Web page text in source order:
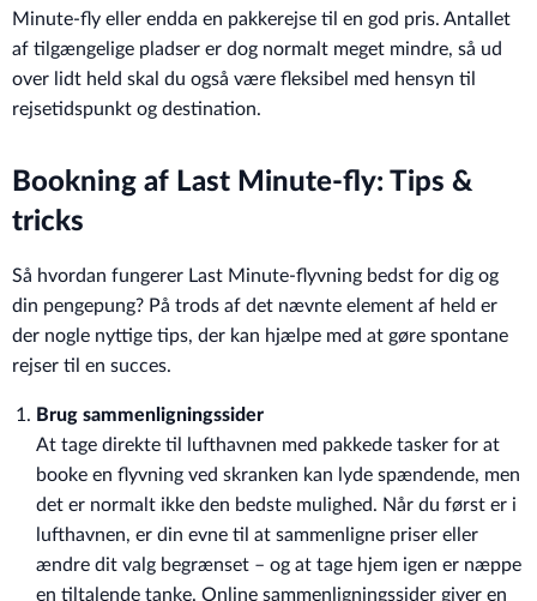
Minute-fly eller endda en pakkerejse til en god pris. Antallet
af tilgængelige pladser er dog normalt meget mindre, så ud
over lidt held skal du også være fleksibel med hensyn til
rejsetidspunkt og destination.
Bookning af Last Minute-fly: Tips &
tricks
Så hvordan fungerer Last Minute-flyvning bedst for dig og
din pengepung? På trods af det nævnte element af held er
der nogle nyttige tips, der kan hjælpe med at gøre spontane
rejser til en succes.
Brug sammenligningssider
At tage direkte til lufthavnen med pakkede tasker for at
booke en flyvning ved skranken kan lyde spændende, men
det er normalt ikke den bedste mulighed. Når du først er i
lufthavnen, er din evne til at sammenligne priser eller
ændre dit valg begrænset – og at tage hjem igen er næppe
en tiltalende tanke. Online sammenligningssider giver en